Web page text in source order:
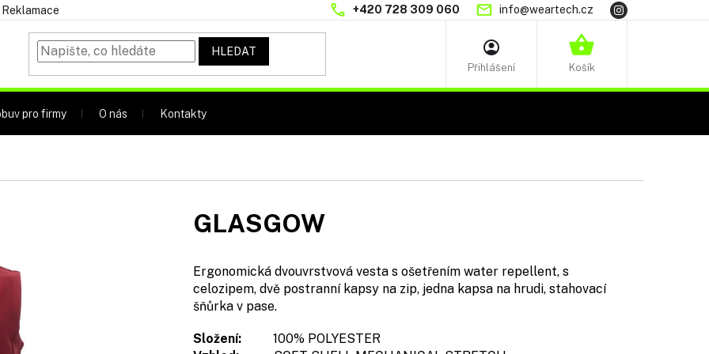
+420 728 309 060 info@weartech.cz
Reklamace
HLEDAT
NÁKUPNÍ
pro firmy O nás Kontakty
Ergonomická dvouvrstvová vesta s ošetřením water repellent, s
celozipem, dvě postranní kapsy na zip, jedna kapsa na hrudi, stahovací
šňůrka v pase.
Složení:
100% POLYESTER
GLASGOW